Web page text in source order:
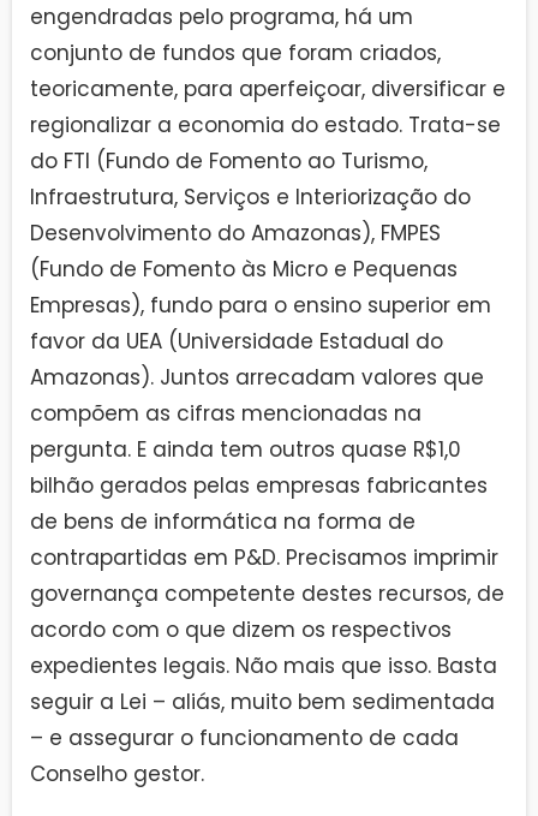
engendradas pelo programa, há um
conjunto de fundos que foram criados,
teoricamente, para aperfeiçoar, diversificar e
regionalizar a economia do estado. Trata-se
do FTI (Fundo de Fomento ao Turismo,
Infraestrutura, Serviços e Interiorização do
Desenvolvimento do Amazonas), FMPES
(Fundo de Fomento às Micro e Pequenas
Empresas), fundo para o ensino superior em
favor da UEA (Universidade Estadual do
Amazonas). Juntos arrecadam valores que
compõem as cifras mencionadas na
pergunta. E ainda tem outros quase R$1,0
bilhão gerados pelas empresas fabricantes
de bens de informática na forma de
contrapartidas em P&D. Precisamos imprimir
governança competente destes recursos, de
acordo com o que dizem os respectivos
expedientes legais. Não mais que isso. Basta
seguir a Lei – aliás, muito bem sedimentada
– e assegurar o funcionamento de cada
Conselho gestor.